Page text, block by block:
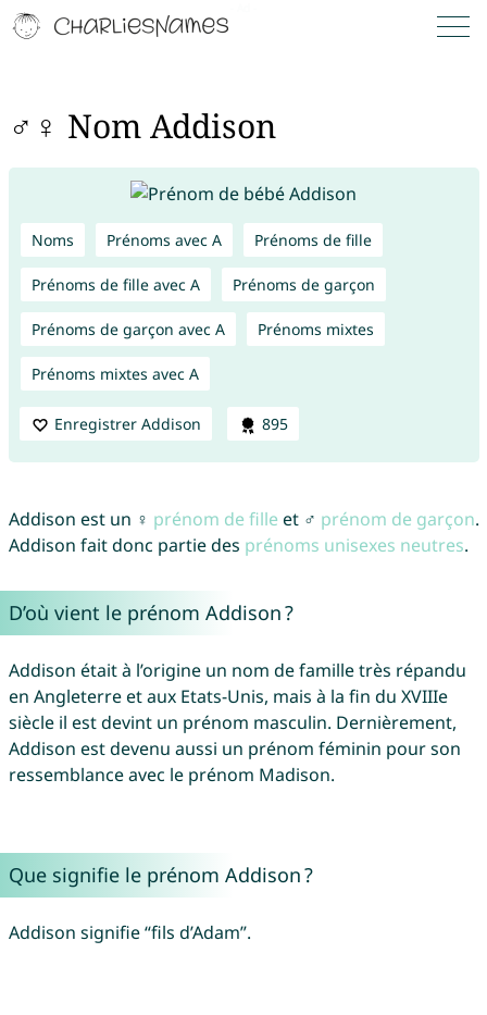
♂♀ Nom Addison
Noms Prénoms avec A Prénoms de fille
Prénoms de fille avec A Prénoms de garçon
Prénoms de garçon avec A Prénoms mixtes
Prénoms mixtes avec A
Enregistrer Addison 895
Addison est un ♀ prénom de fille et ♂ prénom de garçon.
Addison fait donc partie des prénoms unisexes neutres.
D’où vient le prénom Addison ?
Addison était à l’origine un nom de famille très répandu
en Angleterre et aux Etats-Unis, mais à la fin du XVIIIe
siècle il est devint un prénom masculin. Dernièrement,
Addison est devenu aussi un prénom féminin pour son
ressemblance avec le prénom Madison.
Que signifie le prénom Addison ?
Addison signifie “fils d’Adam”.